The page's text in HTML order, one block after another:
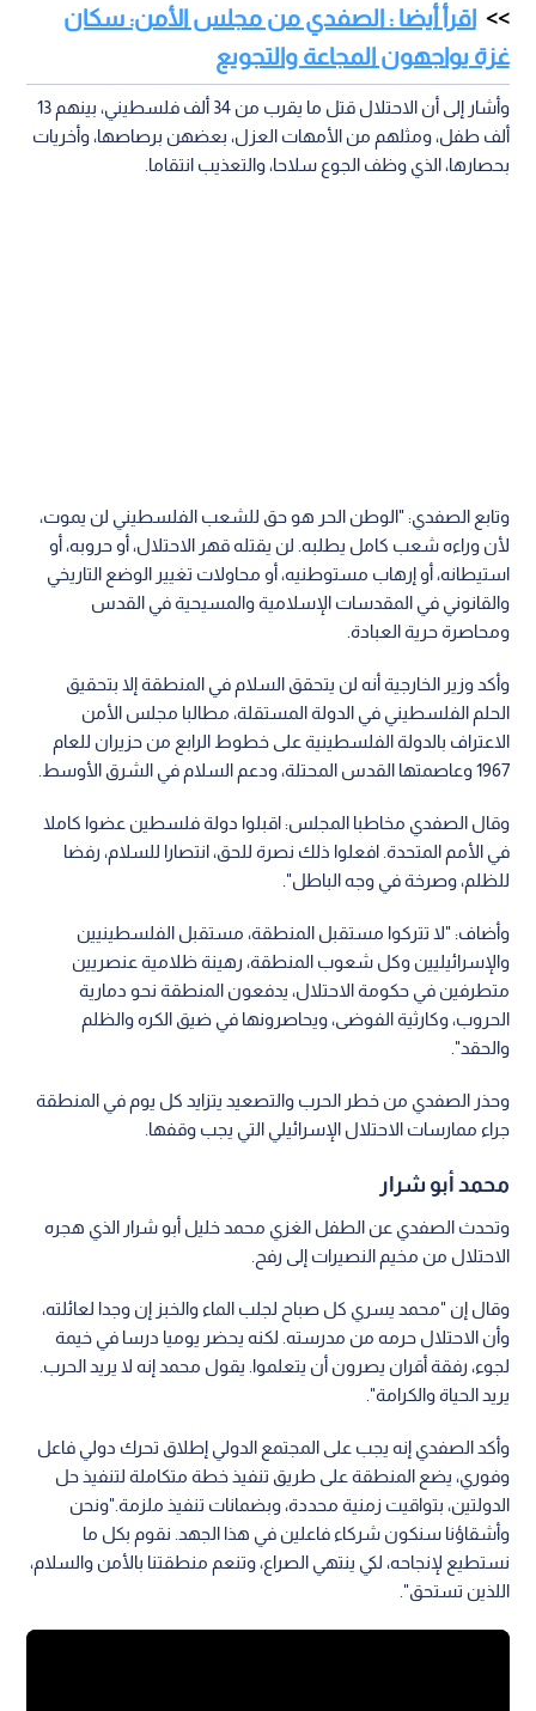
اقرأ أيضا : الصفدي من مجلس الأمن: سكان
غزة يواجهون المجاعة والتجويع
وأشار إلى أن الاحتلال قتل ما يقرب من 34 ألف فلسطيني، بينهم 13
ألف طفل، ومثلهم من الأمهات العزل، بعضهن برصاصها، وأخريات
بحصارها، الذي وظف الجوع سلاحا، والتعذيب انتقاما.
وتابع الصفدي: "الوطن الحر هو حق للشعب الفلسطيني لن يموت،
لأن وراءه شعب كامل يطلبه. لن يقتله قهر الاحتلال، أو حروبه، أو
استيطانه، أو إرهاب مستوطنيه، أو محاولات تغيير الوضع التاريخي
والقانوني في المقدسات الإسلامية والمسيحية في القدس
ومحاصرة حرية العبادة.
وأكد وزير الخارجية أنه لن يتحقق السلام في المنطقة إلا بتحقيق
الحلم الفلسطيني في الدولة المستقلة، مطالبا مجلس الأمن
الاعتراف بالدولة الفلسطينية على خطوط الرابع من حزيران للعام
1967 وعاصمتها القدس المحتلة، ودعم السلام في الشرق الأوسط.
وقال الصفدي مخاطبا المجلس: اقبلوا دولة فلسطين عضوا كاملا
في الأمم المتحدة. افعلوا ذلك نصرة للحق، انتصارا للسلام، رفضا
للظلم، وصرخة في وجه الباطل".
وأضاف: "لا تتركوا مستقبل المنطقة، مستقبل الفلسطينيين
والإسرائيليين وكل شعوب المنطقة، رهينة ظلامية عنصريين
متطرفين في حكومة الاحتلال، يدفعون المنطقة نحو دمارية
الحروب، وكارثية الفوضى، ويحاصرونها في ضيق الكره والظلم
والحقد".
وحذر الصفدي من خطر الحرب والتصعيد يتزايد كل يوم في المنطقة
جراء ممارسات الاحتلال الإسرائيلي التي يجب وقفها.
محمد أبو شرار
وتحدث الصفدي عن الطفل الغزي محمد خليل أبو شرار الذي هجره
الاحتلال من مخيم النصيرات إلى رفح.
وقال إن "محمد يسري كل صباح لجلب الماء والخبز إن وجدا لعائلته،
وأن الاحتلال حرمه من مدرسته. لكنه يحضر يوميا درسا في خيمة
لجوء، رفقة أقران يصرون أن يتعلموا. يقول محمد إنه لا يريد الحرب.
يريد الحياة والكرامة".
وأكد الصفدي إنه يجب على المجتمع الدولي إطلاق تحرك دولي فاعل
وفوري، يضع المنطقة على طريق تنفيذ خطة متكاملة لتنفيذ حل
الدولتين، بتواقيت زمنية محددة، وبضمانات تنفيذ ملزمة."ونحن
وأشقاؤنا سنكون شركاء فاعلين في هذا الجهد. نقوم بكل ما
نستطيع لإنجاحه، لكي ينتهي الصراع، وتنعم منطقتنا بالأمن والسلام،
اللذين تستحق".